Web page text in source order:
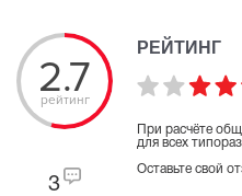
2.7
рейтинг
РЕЙТИНГ
3
При расчёте
для всех
Оставьте свой